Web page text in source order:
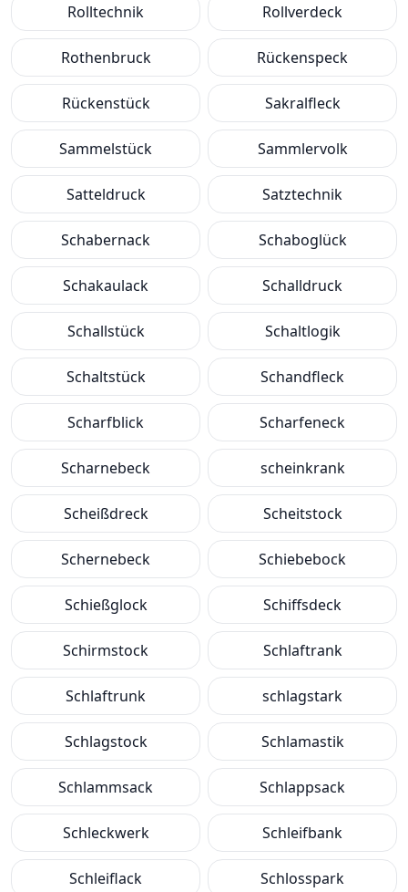
Rolltechnik Rollverdeck
Rothenbruck Rückenspeck
Rückenstück Sakralfleck
Sammelstück Sammlervolk
Satteldruck Satztechnik
Schabernack Schaboglück
Schakaulack Schalldruck
Schallstück Schaltlogik
Schaltstück Schandfleck
Scharfblick Scharfeneck
Scharnebeck scheinkrank
Scheißdreck Scheitstock
Schernebeck Schiebebock
Schießglock Schiffsdeck
Schirmstock Schlaftrank
Schlaftrunk schlagstark
Schlagstock Schlamastik
Schlammsack Schlappsack
Schleckwerk Schleifbank
Schleiflack Schlosspark